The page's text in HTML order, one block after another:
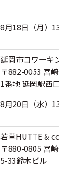
8月18日（月）
延岡市コワーキ
〒882-0053 宮
1番地 延岡駅西
8月20日（水）
若草HUTTE &
〒880-0805 宮
5-33鈴木ビル